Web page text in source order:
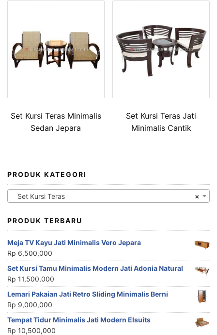
Set Kursi Teras Minimalis
Sedan Jepara
Set Kursi Teras Jati
Minimalis Cantik
PRODUK KATEGORI
×
Set Kursi Teras
PRODUK TERBARU
Meja TV Kayu Jati Minimalis Vero Jepara
Rp 6,500,000
Set Kursi Tamu Minimalis Modern Jati Adonia Natural
Rp 11,500,000
Lemari Pakaian Jati Retro Sliding Minimalis Berni
Rp 9,000,000
Tempat Tidur Minimalis Jati Modern Elsuits
Rp 10,500,000